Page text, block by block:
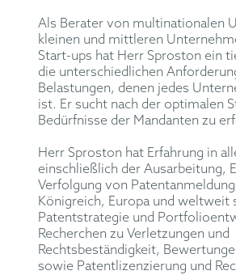
Als Berater von multinationalen
kleinen und mittleren
Start-ups hat Herr Sproston ein
die unterschiedlichen
Belastungen, denen jedes
ist. Er sucht nach der optimalen
Bedürfnisse der Mandanten zu
Herr Sproston hat Erfahrung in
einschließlich der Ausarbeitung,
Verfolgung von
Königreich, Europa und weltweit
Patentstrategie und
Recherchen zu Verletzungen und
Rechtsbeständigkeit,
sowie Patentlizenzierung und